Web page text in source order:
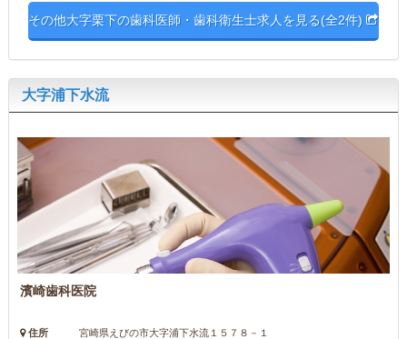
その他大字栗下の歯科医師・歯科衛生士求人を見る(全2件)
大字浦下水流
濱崎歯科医院
住所 宮崎県えびの市大字浦下水流１５７８－１